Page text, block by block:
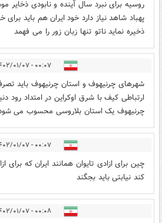
ذخیره نماید ناتو تنها زبان زور را می فهمد
۰۰:۰۷ - ۱۴۰۲/۰۱/۰۷
شهرهای چرنیهوف و استان چرنیهوف باید
ارتباطی کیف با شرق اوکراین در امتداد رود
چرنیهوف یک استان بلاروسی محسوب می
۰۰:۰۷ - ۱۴۰۲/۰۱/۰۷
چین برای ازادی تایوان همانند ایران که
کند نیابتی باید بجگند
۰۰:۰۸ - ۱۴۰۲/۰۱/۰۷